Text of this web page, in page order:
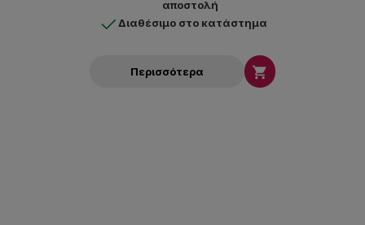
αποστολή
Διαθέσιμο στο κατάστημα
Περισσότερα 